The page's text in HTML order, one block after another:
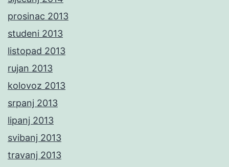
prosinac 2013
studeni 2013
listopad 2013
rujan 2013
kolovoz 2013
srpanj 2013
lipanj 2013
svibanj 2013
travanj 2013